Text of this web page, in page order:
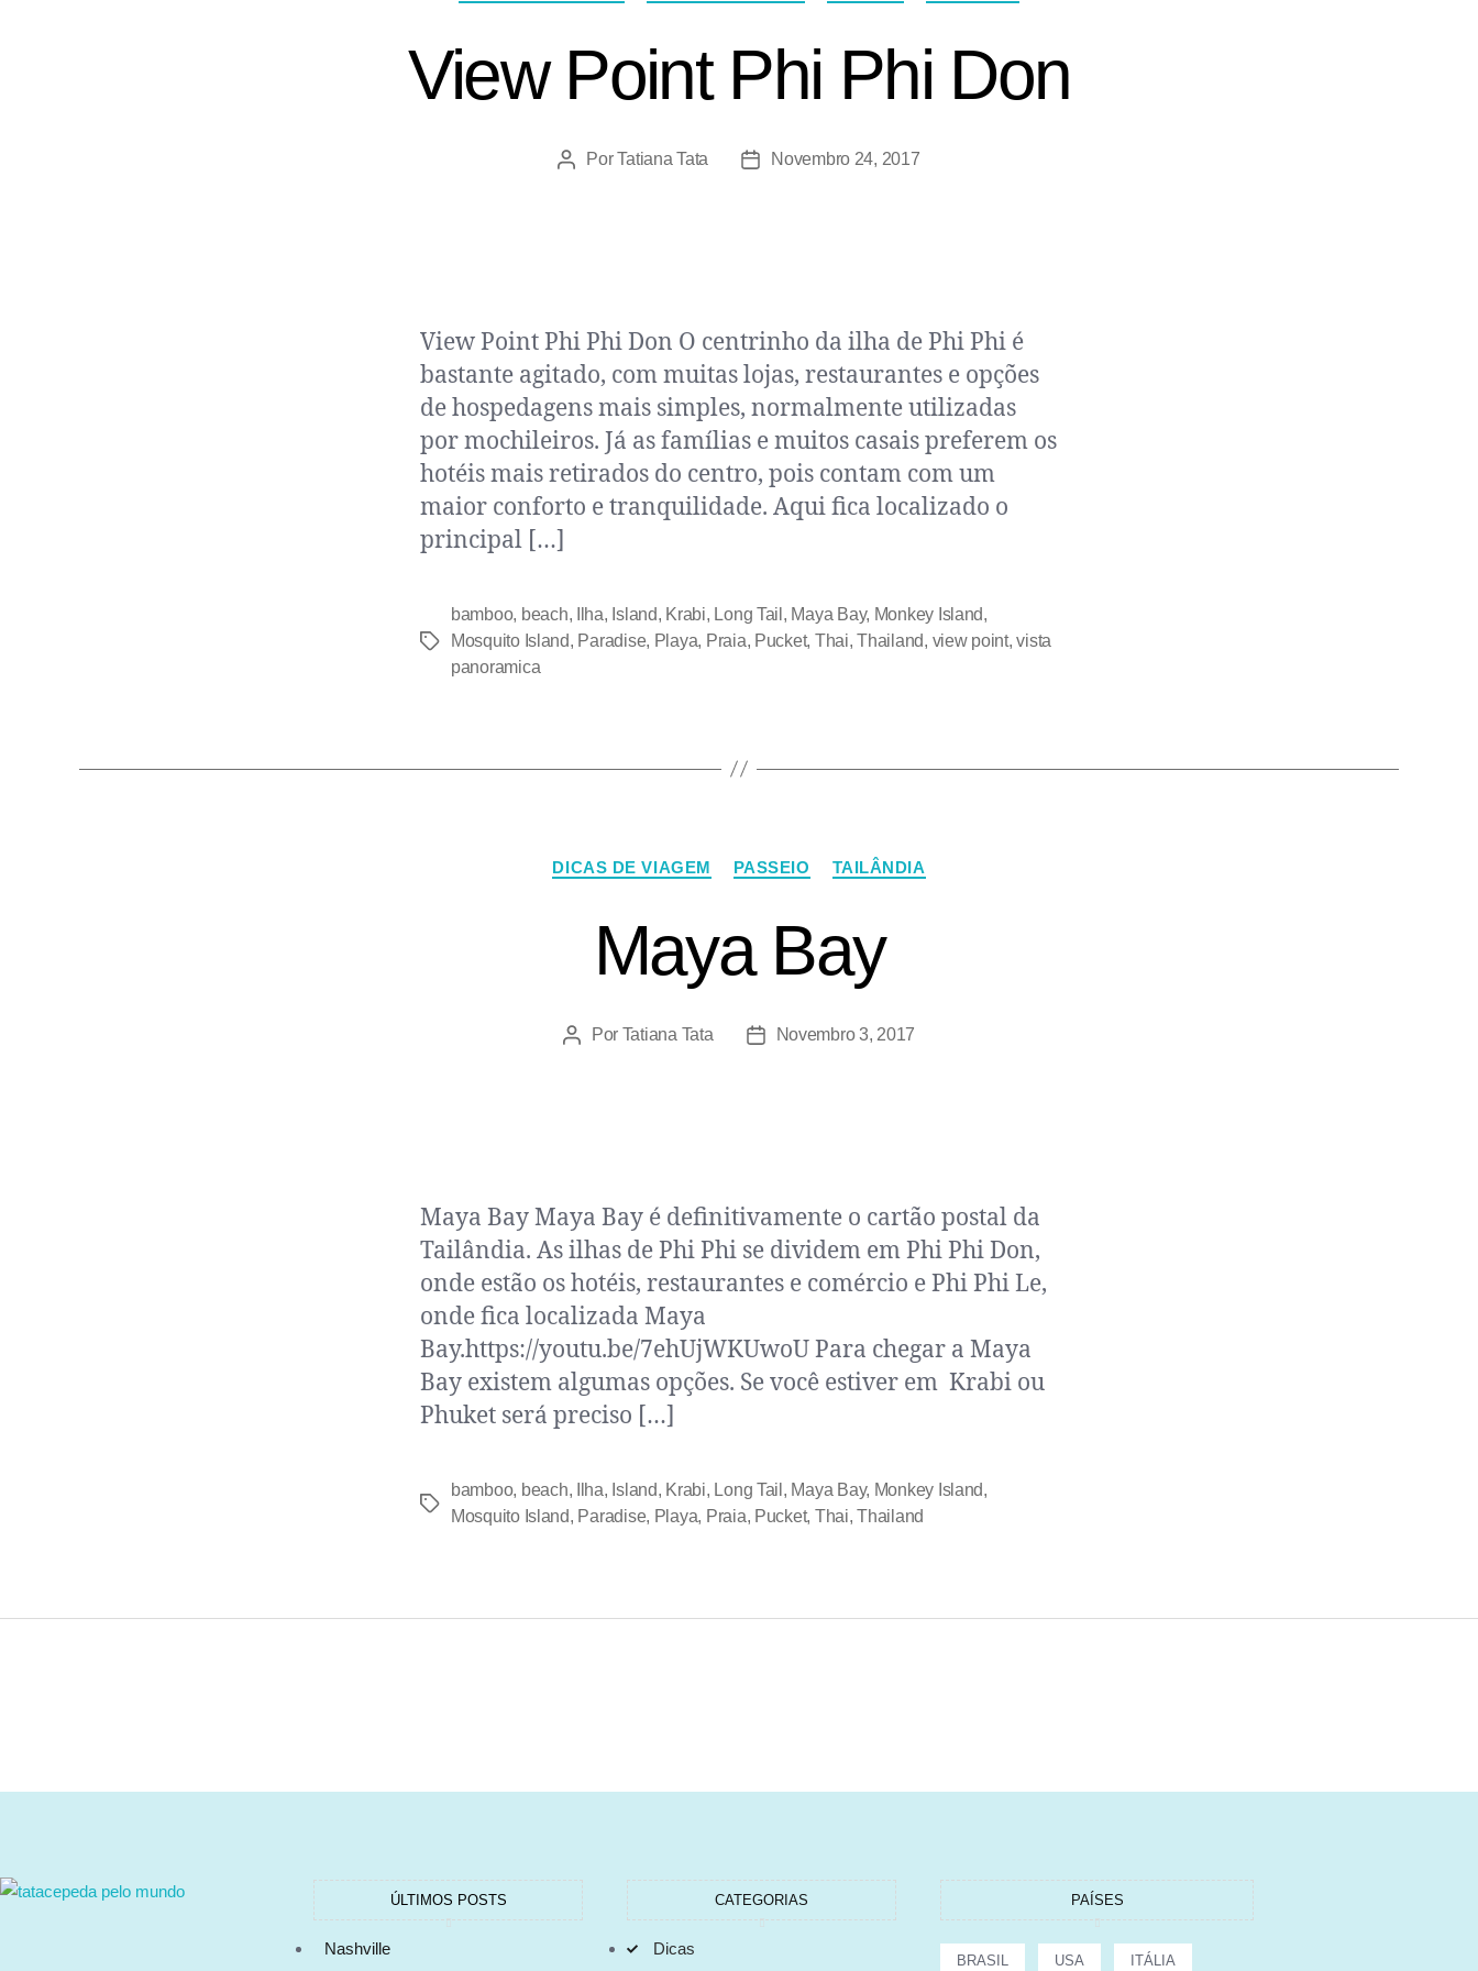
View Point Phi Phi Don
PorTatiana Tata Novembro 24, 2017
View Point Phi Phi Don O centrinho da ilha de Phi Phi é
bastante agitado, com muitas lojas, restaurantes e opções
de hospedagens mais simples, normalmente utilizadas
por mochileiros. Já as famílias e muitos casais preferem os
hotéis mais retirados do centro, pois contam com um
maior conforto e tranquilidade. Aqui fica localizado o
principal […]
bamboo, beach, Ilha, Island, Krabi, Long Tail , Maya Bay, Monkey Island,
Mosquito Island, Paradise, Playa, Praia, Pucket, Thai,Thailand, view point,vista
panoramica
DICAS DE VIAGEM PASSEIO TAILÂNDIA
Maya Bay
Por Tatiana Tata Novembro 3, 2017
Maya Bay Maya Bay é definitivamente o cartão postal da
Tailândia. As ilhas de Phi Phi se dividem em Phi Phi Don,
onde estão os hotéis, restaurantes e comércio e Phi Phi Le,
onde fica localizada Maya
Bay.https://youtu.be/7ehUjWKUwoU Para chegar a Maya
Bay existem algumas opções. Se você estiver em Krabi ou
Phuket será preciso […]
bamboo, beach, Ilha, Island, Krabi, Long Tail , Maya Bay, Monkey Island,
Mosquito Island, Paradise, Playa, Praia, Pucket, Thai,Thailand
ÚLTIMOS POSTS
Nashville
CATEGORIAS
Dicas
PAÍSES
BRASIL USA ITÁLIA